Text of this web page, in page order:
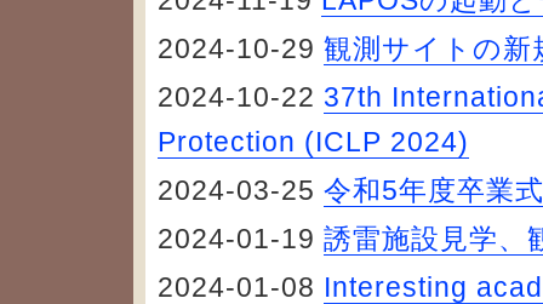
2024-10-29 観測サイトの新
2024-10-22 37th
Protection (ICLP 2024)
2024-03-25 令和5年度卒業式
2024-01-19 誘雷施設見学、
2024-01-08 Interesting